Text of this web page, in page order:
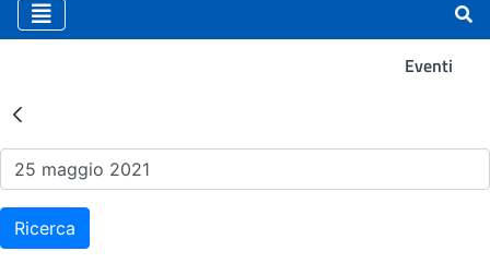
Eventi
Risultati della Ricerca -
Ricerca